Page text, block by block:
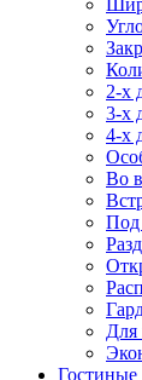
2-х
3-х
4-х
Во
Под
Для
Гостиные